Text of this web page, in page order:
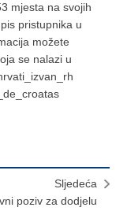
mjesta na svojih
pristupnika u
možete
se nalazi u
Sljedeća
poziv za dodjelu